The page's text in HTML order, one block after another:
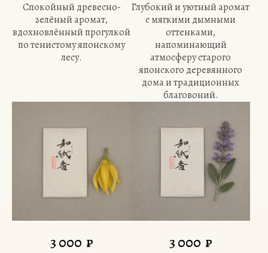
Спокойный древесно-
зелёный аромат,
вдохновлённый прогулкой
по тенистому японскому
лесу.
Глубокий и уютный аромат
с мягкими дымными
оттенками,
напоминающий
атмосферу старого
японского деревянного
дома и традиционных
благовоний.
3 000 ₽ 3 000 ₽